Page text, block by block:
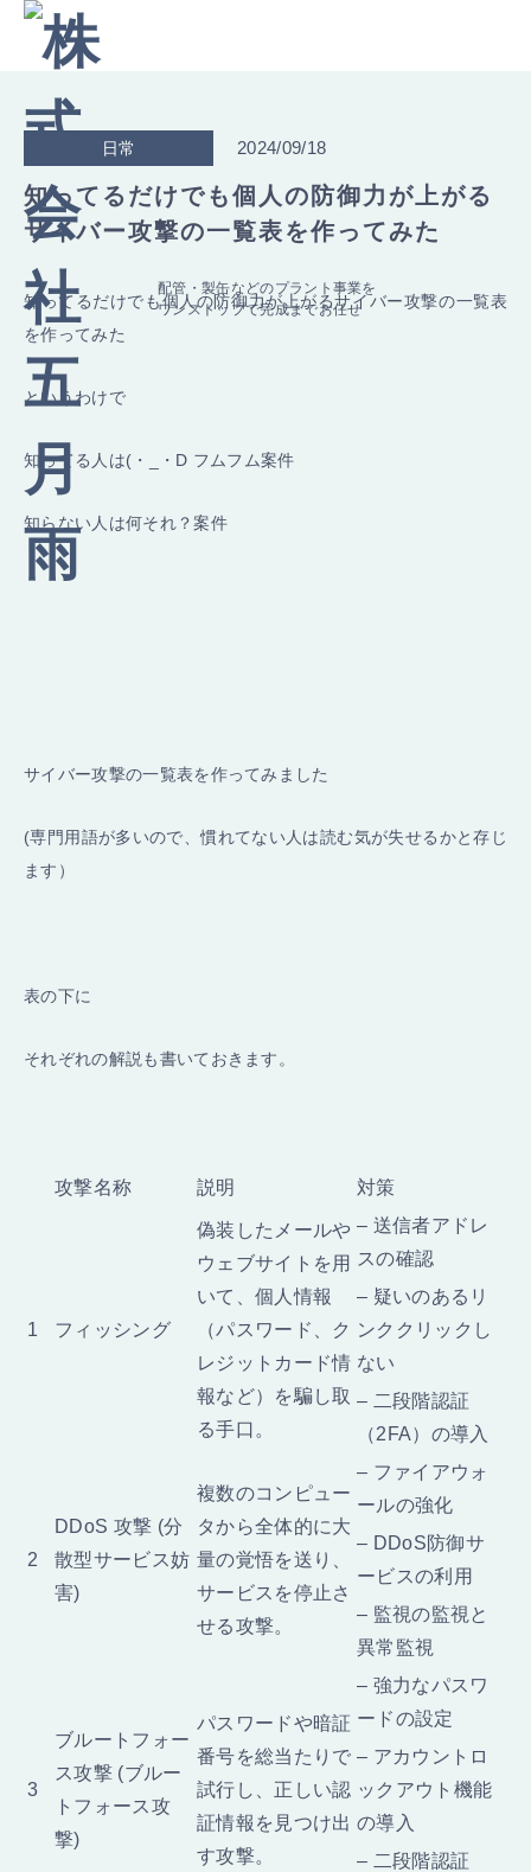
配管・製缶などのプラント事業を
ワンストップで完成までお任せ
日常 2024/09/18
知ってるだけでも個人の防御力が上がる
サイバー攻撃の一覧表を作ってみた
知ってるだけでも個人の防御力が上がるサイバー攻撃の一覧表
を作ってみた
というわけで
知ってる人は(・_・D フムフム案件
知らない人は何それ？案件
サイバー攻撃の一覧表を作ってみました
(専門用語が多いので、慣れてない人は読む気が失せるかと存じ
ます）
表の下に
それぞれの解説も書いておきます。
攻撃名称 説明 対策
1 フィッシング
偽装したメールや
ウェブサイトを用
いて、個人情報
（パスワード、ク
レジットカード情
報など）を騙し取
る手口。
– 送信者アドレ
スの確認
– 疑いのあるリ
ンククリックし
ない
– 二段階認証
（2FA）の導入
2
DDoS 攻撃 (分
散型サービス妨
害)
複数のコンピュー
タから全体的に大
量の覚悟を送り、
サービスを停止さ
せる攻撃。
– ファイアウォ
ールの強化
– DDoS防御サ
ービスの利用
– 監視の監視と
異常監視
3
ブルートフォー
ス攻撃 (ブルー
トフォース攻
撃)
パスワードや暗証
番号を総当たりで
試行し、正しい認
証情報を見つけ出
す攻撃。
– 強力なパスワ
ードの設定
– アカウントロ
ックアウト機能
の導入
– 二段階認証